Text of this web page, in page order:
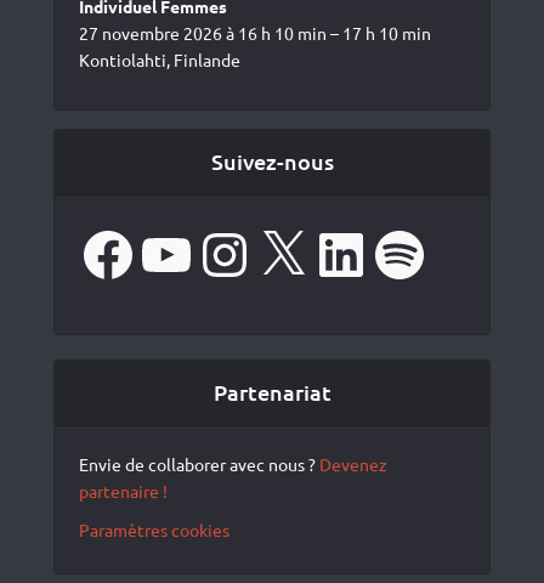
Individuel Femmes
27 novembre 2026 à 16 h 10 min – 17 h 10 min
Kontiolahti, Finlande
Suivez-nous
FacebookYouTube Instagram LinkedIn Spotify
Partenariat
Envie de collaborer avec nous ? Devenez
partenaire !
Paramètres cookies